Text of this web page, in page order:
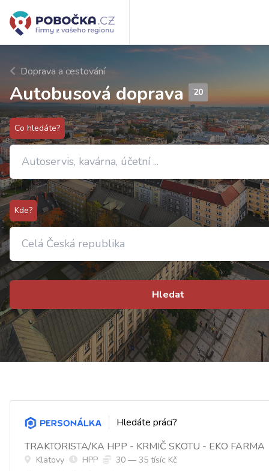
Doprava a cestování
Autobusová doprava 20
Co hledáte?
Kde?
Hledat
Hledáte práci?
TRAKTORISTA/KA HPP - KRMIČ SKOTU - EKO FARMA
Klatovy HPP 30 — 35 tísíc Kč